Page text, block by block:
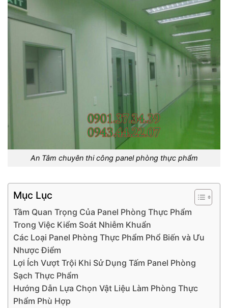
An Tâm chuyên thi công panel phòng thực phẩm
Mục Lục
Tầm Quan Trọng Của Panel Phòng Thực Phẩm
Trong Việc Kiểm Soát Nhiễm Khuẩn
Các Loại Panel Phòng Thực Phẩm Phổ Biến và Ưu
Nhược Điểm
Lợi Ích Vượt Trội Khi Sử Dụng Tấm Panel Phòng
Sạch Thực Phẩm
Hướng Dẫn Lựa Chọn Vật Liệu Làm Phòng Thực
Phẩm Phù Hợp